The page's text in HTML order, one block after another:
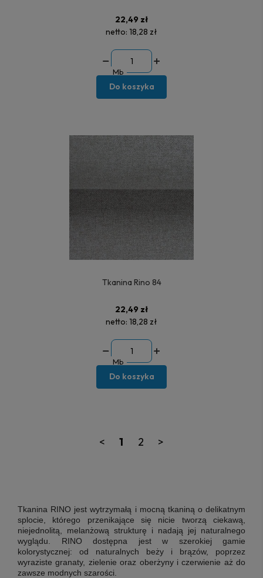
22,49 zł
netto: 18,28 zł
Mb
Do koszyka
Tkanina Rino 84
22,49 zł
netto: 18,28 zł
Mb
Do koszyka
< 1 2 >
Tkanina RINO jest wytrzymałą i mocną tkaniną o delikatnym
splocie, którego przenikające się nicie tworzą ciekawą,
niejednolitą, melanżową strukturę i nadają jej naturalnego
wyglądu. RINO dostępna jest w szerokiej gamie
kolorystycznej: od naturalnych beży i brązów, poprzez
wyraziste granaty, zielenie oraz oberżyny i czerwienie aż do
zawsze modnych szarości.